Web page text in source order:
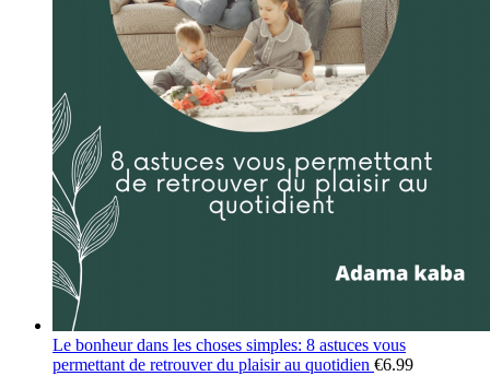
Le bonheur dans les choses simples: 8 astuces vous
permettant de retrouver du plaisir au quotidien €6.99